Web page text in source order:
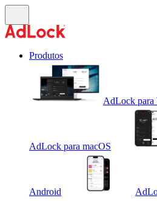
Produtos
AdLock para
AdLock para macOS
Android